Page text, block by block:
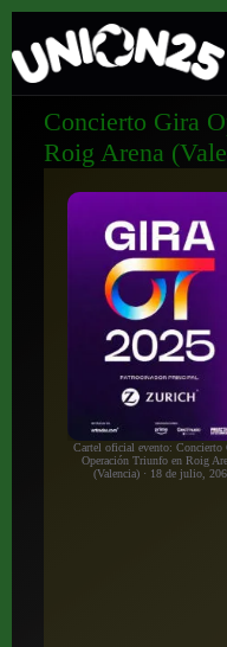
Concierto Gira
Roig Arena
Cartel oficial evento: Concierto
Operación Triunfo en Roig
(Valencia) · 18 de julio, 206